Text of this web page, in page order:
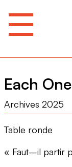
Each
Archives 2025
Table ronde
« Faut–il partir